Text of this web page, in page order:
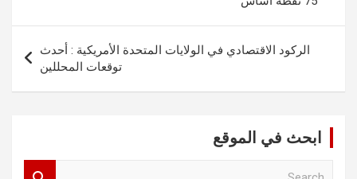
الركود الاقتصادي في الولايات المتحدة الأمريكية : أحدث
توقعات المحللين
ابحث في الموقع